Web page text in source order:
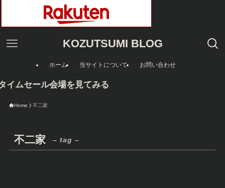
KOZUTSUMI BLOG
ホーム 当サイトについて お問い合わせ
ムセール会場を見てみる
Home 不二家
不二家 – tag –